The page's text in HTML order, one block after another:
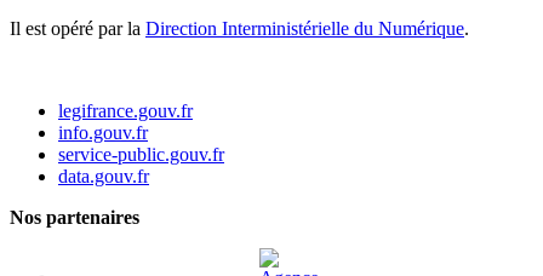
Il est opéré par la Direction Interministérielle du Numérique.
legifrance.gouv.fr
info.gouv.fr
service-public.gouv.fr
data.gouv.fr
Nos partenaires